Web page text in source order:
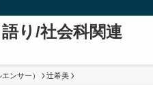
り/社会科関連
ンサー） 辻希美